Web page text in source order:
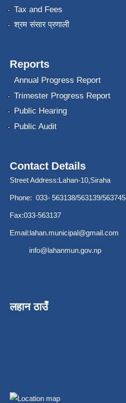
Tax and Fees
श्रम संसार प्रणाली
Reports
Annual Progress Report
Trimester Progress Report
Public Hearing
Public Audit
Contact Details
Street Address:Lahan-10,Siraha
Phone: 033- 563138/563139/563745
Fax:033-563137
Email:lahan.municipal@gmail.com
info@lahanmun.gov.np
लहान ठाउँ